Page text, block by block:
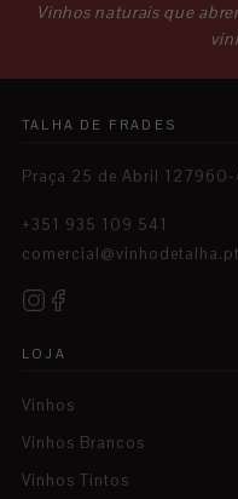
Vinhos naturais que
TALHA DE FRADES
Praça 25 de Abril
+351 935 109 541
comercial@vinhodetalha.pt
LOJA
Vinhos
Vinhos Brancos
Vinhos Tintos